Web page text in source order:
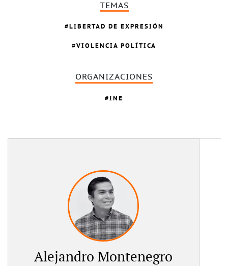
TEMAS
LIBERTAD DE EXPRESIÓN
VIOLENCIA POLÍTICA
ORGANIZACIONES
INE
Alejandro Montenegro